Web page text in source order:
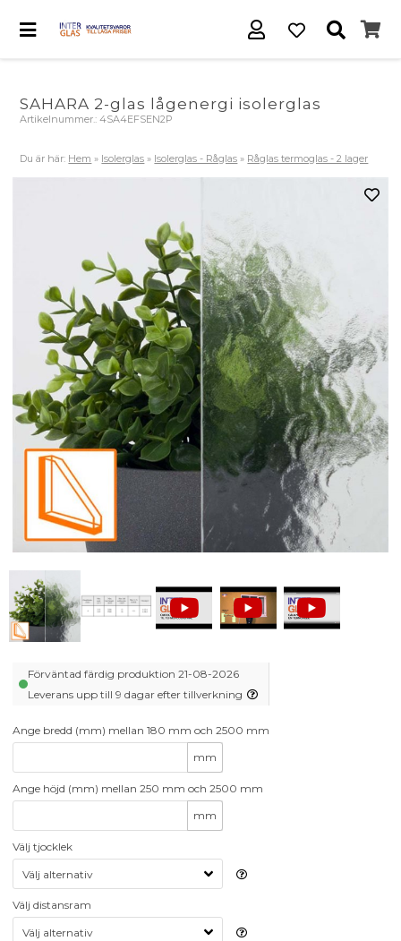
SAHARA 2-glas lågenergi isolerglas
Artikelnummer.:4SA4EFSEN2P
Du är här: Hem » Isolerglas » Isolerglas - Råglas » Råglas termoglas - 2 lager
Förväntad färdig produktion 21-08-2026
Leverans upp till 9 dagar efter tillverkning
Ange bredd (mm) mellan 180 mm och 2500 mm
mm
Ange höjd (mm) mellan 250 mm och 2500 mm
mm
Välj tjocklek
Välj distansram